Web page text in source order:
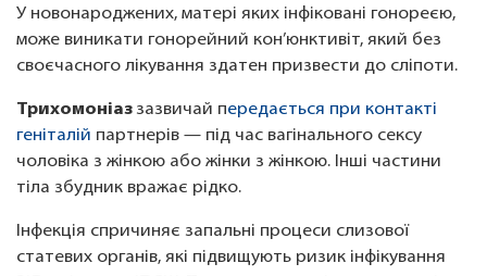
У новонароджених, матері яких інфіковані гонореєю,
може виникати гонорейний кон’юнктивіт, який без
своєчасного лікування здатен призвести до сліпоти.
Трихомоніаз зазвичай передається при контакті
геніталій партнерів — під час вагінального сексу
чоловіка з жінкою або жінки з жінкою. Інші частини
тіла збудник вражає рідко.
Інфекція спричиняє запальні процеси слизової
статевих органів, які підвищують ризик інфікування